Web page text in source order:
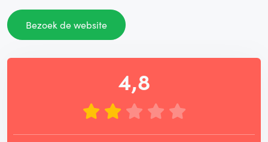
Bezoek de website
4,8